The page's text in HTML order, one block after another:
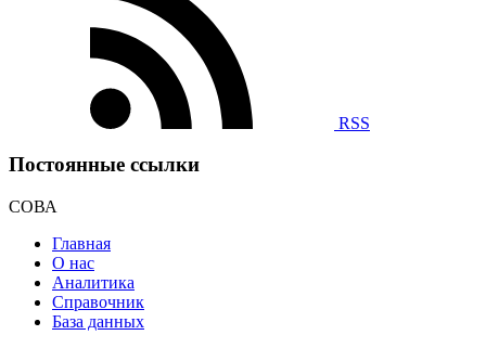
RSS
Постоянные ссылки
СОВА
Главная
О нас
Аналитика
Справочник
База данных